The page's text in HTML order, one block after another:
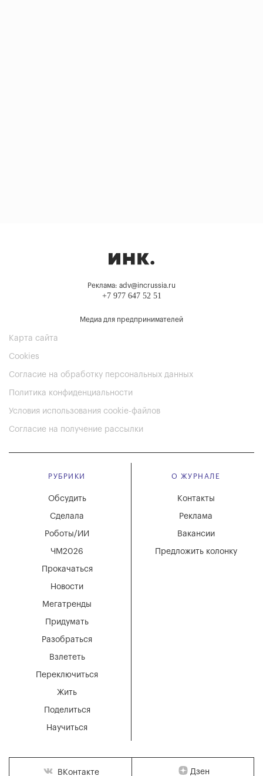
Реклама: adv@incrussia.ru
+7 977 647 52 51
Медиа для предпринимателей
Карта сайта
Cookies
Согласие на обработку персональных данных
Политика конфиденциальности
Условия использования cookie-файлов
Согласие на получение рассылки
РУБРИКИ
Мегатренды
Придумать
Разобраться
Взлететь
Новости
Переключиться
Жить
Поделиться
Научиться
Обсудить
Сделала
Роботы/ИИ
ЧМ2026
Прокачаться
О ЖУРНАЛЕ
Вакансии
Реклама
Контакты
Предложить колонку
ВКонтакте Дзен